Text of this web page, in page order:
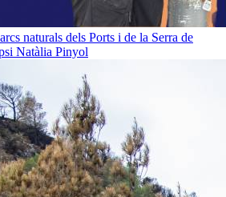
naturals dels Ports i de la Serra de
Natàlia Pinyol